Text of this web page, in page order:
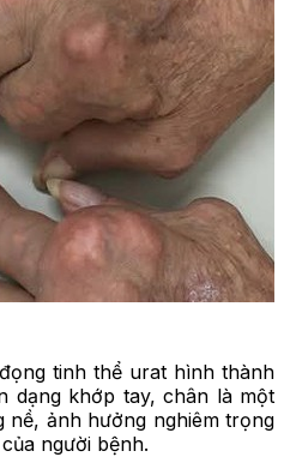
tinh thể urat hình thành
dạng khớp tay, chân là một
nề, ảnh hưởng nghiêm trọng
người bệnh.